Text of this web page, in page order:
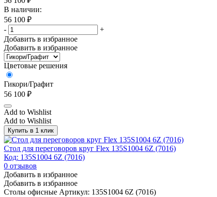
В наличии:
56 100 ₽
-
+
Добавить в избранное
Добавить в избранное
Цветовые решения
Гикори/Графит
56 100 ₽
Add to Wishlist
Add to Wishlist
Купить в 1 клик
Стол для переговоров круг Flex 135S1004 6Z (7016)
Код: 135S1004 6Z (7016)
0 отзывов
Добавить в избранное
Добавить в избранное
Столы офисные Артикул: 135S1004 6Z (7016)